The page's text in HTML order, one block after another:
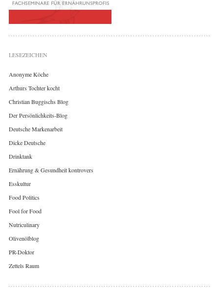
LESEZEICHEN
Anonyme Köche
Arthurs Tochter kocht
Christian Buggischs Blog
Der Persönlichkeits-Blog
Deutsche Markenarbeit
Dicke Deutsche
Drinktank
Ernährung & Gesundheit kontrovers
Esskultur
Food Politics
Fool for Food
Nutriculinary
Olivenölblog
PR-Doktor
Zettels Raum